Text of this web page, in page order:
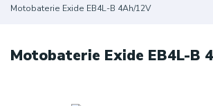
Motobaterie Exide EB4L-B 4Ah/12V
Motobaterie Exide EB4L-B